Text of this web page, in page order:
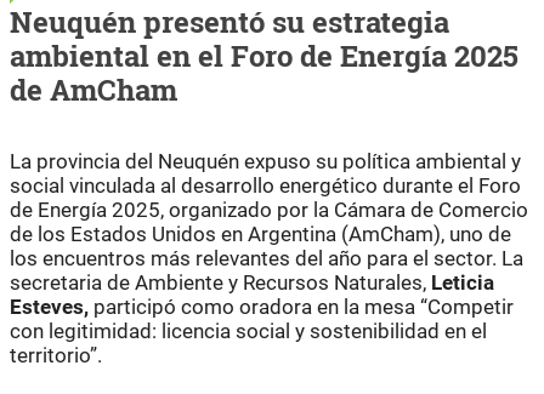
Neuquén presentó su estrategia
ambiental en el Foro de Energía 2025
de AmCham
La provincia del Neuquén expuso su política ambiental y
social vinculada al desarrollo energético durante el Foro
de Energía 2025, organizado por la Cámara de Comercio
de los Estados Unidos en Argentina (AmCham), uno de
los encuentros más relevantes del año para el sector. La
secretaria de Ambiente y Recursos Naturales, Leticia
Esteves, participó como oradora en la mesa “Competir
con legitimidad: licencia social y sostenibilidad en el
territorio”.